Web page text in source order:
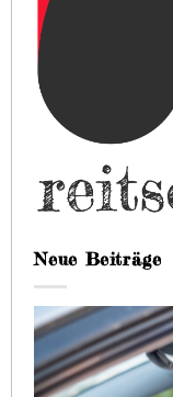
Neue Beiträge